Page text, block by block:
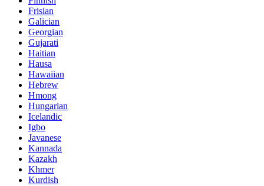
Frisian
Galician
Georgian
Gujarati
Haitian
Hausa
Hawaiian
Hebrew
Hmong
Hungarian
Icelandic
Igbo
Javanese
Kannada
Kazakh
Khmer
Kurdish